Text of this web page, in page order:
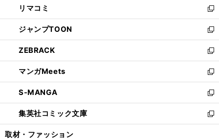
で
開
く
ド
ウ
で
開
く
ィ
ン
ド
ウ
で
開
く
い
ウ
ィ
ン
ド
ウ
で
開
く
リマコミ
新
し
い
ウ
ィ
ン
ド
ウ
で
開
く
ジャンプTOON
新
し
い
ウ
ィ
ン
ド
ウ
で
開
ZEBRACK
新
し
い
ウ
ィ
ン
ド
ウ
マンガMeets
新
し
い
ウ
ィ
ン
S-MANGA
新
し
い
ウ
集英社コミック文庫
新
し
取材・ファッション